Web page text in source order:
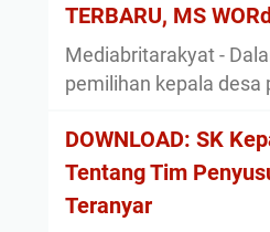
TERBARU, MS
Mediabritarakyat -
pemilihan kepala desa
DOWNLOAD: SK
Tentang Tim
Teranyar